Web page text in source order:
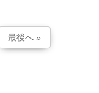
最後へ »